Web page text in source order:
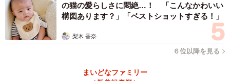
の猫の愛らしさに悶絶…！ 「こんなかわいい
構図あります？」「ベストショットすぎる！」
梨木 香奈
６位以降を見る
まいどなファミリー